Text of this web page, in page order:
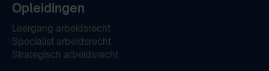
Opleidingen
Leergang arbeidsrecht
Specialist arbeidsrecht
Strategisch arbeidsrecht